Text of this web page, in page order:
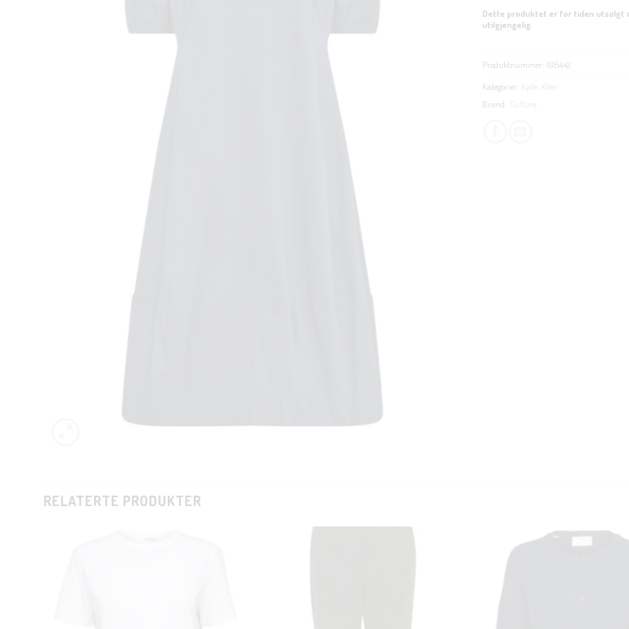
Dette produktet er for tiden utsolgt
utilgjengelig.
Produktnummer: 106442
Kategorier: Kjole Klær
Brand: Culture
RELATERTE PRODUKTER
KUNDEKLUBB
En liten velkomstgave til deg! ❤️